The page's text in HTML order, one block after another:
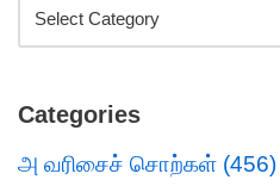
Categories
அ வரிசைச் சொற்கள் (456)